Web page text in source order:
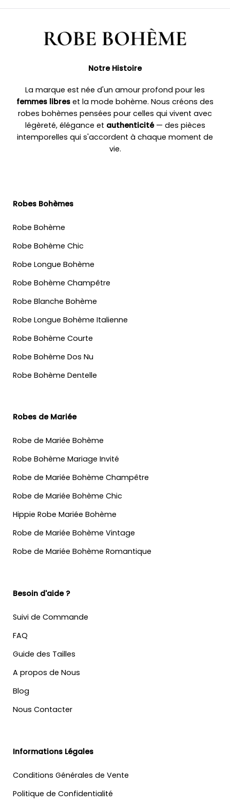
Notre Histoire
La marque est née d'un amour profond pour les
femmes libres et la mode bohème. Nous créons des
robes bohèmes pensées pour celles qui vivent avec
légèreté, élégance et authenticité— des pièces
intemporelles qui s'accordent à chaque moment de
vie.
Robes Bohèmes
Robe Bohème
Robe Bohème Chic
Robe Longue Bohème
Robe Bohème Champêtre
Robe Blanche Bohème
Robe Longue Bohème Italienne
Robe Bohème Courte
Robe Bohème Dos Nu
Robe Bohème Dentelle
Robes de Mariée
Robe de Mariée Bohème
Robe Bohème Mariage Invité
Robe de Mariée Bohème Champêtre
Robe de Mariée Bohème Chic
Hippie Robe Mariée Bohème
Robe de Mariée Bohème Vintage
Robe de Mariée Bohème Romantique
Besoin d'aide ?
Suivi de Commande
FAQ
Guide des Tailles
A propos de Nous
Blog
Nous Contacter
Informations Légales
Conditions Générales de Vente
Politique de Confidentialité